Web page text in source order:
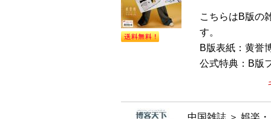
こちらはB版の
す。
B版表紙：黄誉
公式特典：B版
中国雑誌 ＞ 娯楽